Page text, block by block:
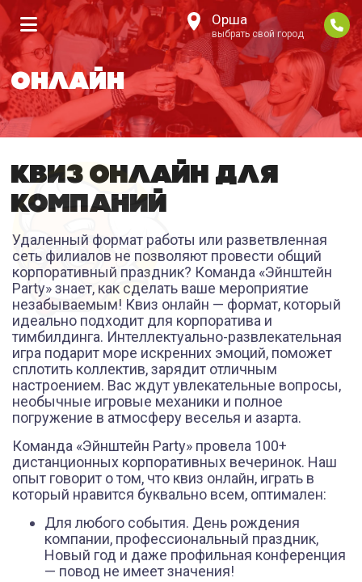
Орша
выбрать свой город
ОНЛАЙН
КВИЗ ОНЛАЙН ДЛЯ
КОМПАНИЙ
Удаленный формат работы или разветвленная
сеть филиалов не позволяют провести общий
корпоративный праздник? Команда «Эйнштейн
Party» знает, как сделать ваше мероприятие
незабываемым! Квиз онлайн — формат, который
идеально подходит для корпоратива и
тимбилдинга. Интеллектуально-развлекательная
игра подарит море искренних эмоций, поможет
сплотить коллектив, зарядит отличным
настроением. Вас ждут увлекательные вопросы,
необычные игровые механики и полное
погружение в атмосферу веселья и азарта.
Команда «Эйнштейн Party» провела 100+
дистанционных корпоративных вечеринок. Наш
опыт говорит о том, что квиз онлайн, играть в
который нравится буквально всем, оптимален:
Для любого события. День рождения
компании, профессиональный праздник,
Новый год и даже профильная конференция
— повод не имеет значения!